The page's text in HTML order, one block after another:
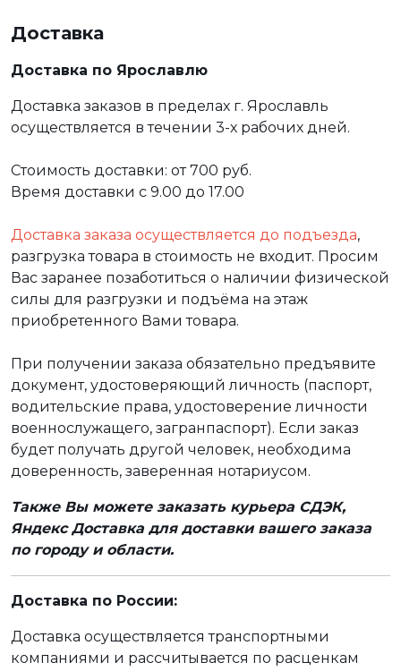
Доставка
Доставка по Ярославлю
Доставка заказов в пределах г. Ярославль
осуществляется в течении 3-х рабочих дней.
Стоимость доставки: от 700 руб.
Время доставки с 9.00 до 17.00
Доставка заказа осуществляется до подъезда,
разгрузка товара в стоимость не входит. Просим
Вас заранее позаботиться о наличии физической
силы для разгрузки и подъёма на этаж
приобретенного Вами товара.
При получении заказа обязательно предъявите
документ, удостоверяющий личность (паспорт,
водительские права, удостоверение личности
военнослужащего, загранпаспорт). Если заказ
будет получать другой человек, необходима
доверенность, заверенная нотариусом.
Также Вы можете заказать курьера СДЭК,
Яндекс Доставка для доставки вашего заказа
по городу и области.
Доставка по России:
Доставка осуществляется транспортными
компаниями и рассчитывается по расценкам